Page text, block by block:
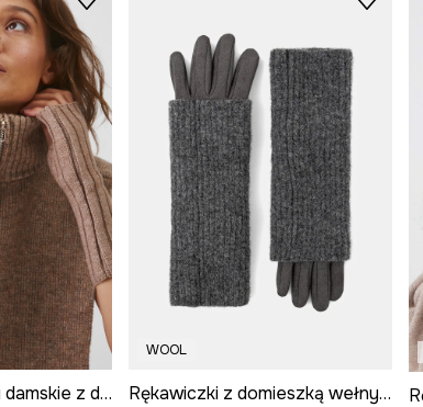
Rękawiczki mitenki damskie z domieszką wełny kolor beżowy
WOOL
Rękawiczki z domieszką wełny damskie kolor szary